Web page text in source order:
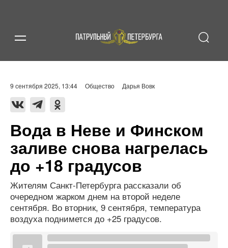
9 сентября 2025, 13:44 Общество Дарья Вовк
Вода в Неве и Финском
заливе снова нагрелась
до +18 градусов
Жителям Санкт-Петербурга рассказали об
очередном жарком днем на второй неделе
сентября. Во вторник, 9 сентября, температура
воздуха поднимется до +25 градусов.